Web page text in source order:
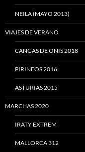
NEILA (MAYO 2013)
VIAJES DE VERANO
CANGAS DE ONIS 2018
PIRINEOS 2016
ASTURIAS 2015
MARCHAS 2020
IRATY EXTREM
MALLORCA 312